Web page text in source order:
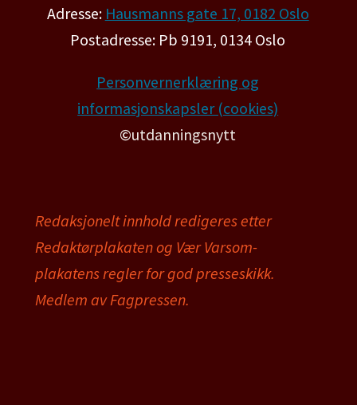
Adresse: Hausmanns gate 17, 0182 Oslo
Postadresse: Pb 9191, 0134 Oslo
Personvernerklæring og
informasjonskapsler (cookies)
©utdanningsnytt
Redaksjonelt innhold redigeres etter
Redaktørplakaten og Vær Varsom-
plakatens regler for god presseskikk.
Medlem av Fagpressen.